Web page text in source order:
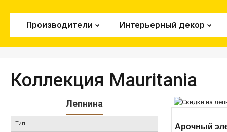
Производители Интерьерный декор
Коллекция Mauritania
Лепнина
Тип
Арочный